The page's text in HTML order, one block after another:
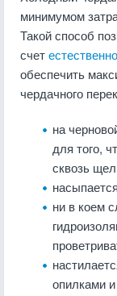
минимумом
Такой способ
счет
обеспечить
чердачного
на
для того,
сквозь
ни в коем
опилками